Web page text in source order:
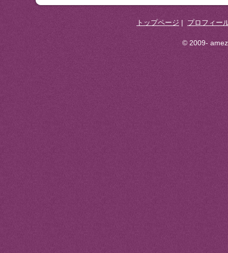
トップページ | プロフィー
© 2009-